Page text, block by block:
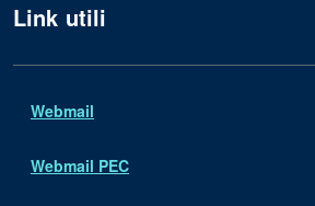
Link utili
Webmail
Webmail PEC